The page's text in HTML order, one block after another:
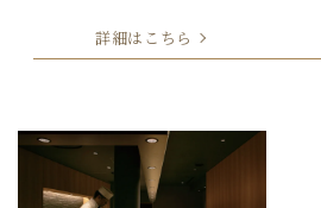
詳細はこちら